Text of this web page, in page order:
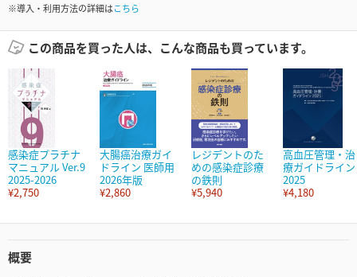
※導入・利用方法の詳細はこちら
この商品を買った人は、こんな商品も買っています。
感染症プラチナ
マニュアル Ver.9
2025-2026
¥2,750
大腸癌治療ガイ
ドライン 医師用
2026年版
¥2,860
レジデントのた
めの感染症診療
の鉄則
¥5,940
高血圧管理・治
療ガイドライン
2025
¥4,180
概要